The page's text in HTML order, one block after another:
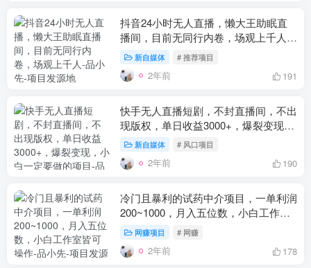
抖音24小时无人直播，懒大王助眠直
播间，目前无同行内卷，场观上千人-
品小先项目发源地
新自媒体 # 推荐项目
2年前 191
快手无人直播短剧，不封直播间，不出
现版权，单日收益3000+，爆裂变现，
小白一定要做的项目
新自媒体 # 风口项目
2年前 190
冷门且暴利的试药中介项目，一单利润
200~1000，月入五位数，小白工作室
皆可操作-品小先项目发源地
网赚项目 # 网赚
2年前 178